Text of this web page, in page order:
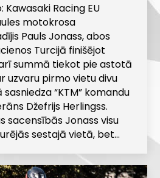
Kawasaki Racing EU
motokrosa
Pauls Jonass, abos
Turcijā finišējot
summā tiekot pie astotā
uzvaru pirmo vietu divu
“KTM” komandu
Džefrijs Herlingss.
sacensībās Jonass visu
sestajā vietā, bet…